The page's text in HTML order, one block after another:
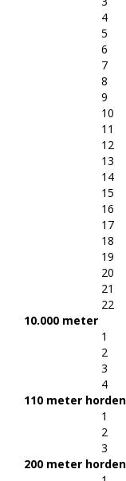
4
5
6
7
8
9
10
11
12
13
14
15
16
17
18
19
20
21
22
10.000 meter
1
2
3
4
110 meter
1
2
3
200 meter